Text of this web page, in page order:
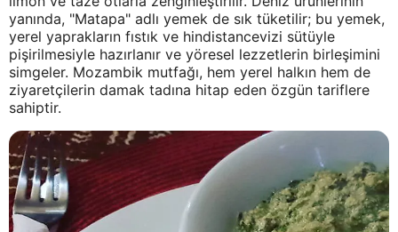
yanında, "Matapa" adlı yemek de sık tüketilir; bu yemek,
yerel yaprakların fıstık ve hindistancevizi sütüyle
pişirilmesiyle hazırlanır ve yöresel lezzetlerin birleşimini
simgeler. Mozambik mutfağı, hem yerel halkın hem de
ziyaretçilerin damak tadına hitap eden özgün tariflere
sahiptir.